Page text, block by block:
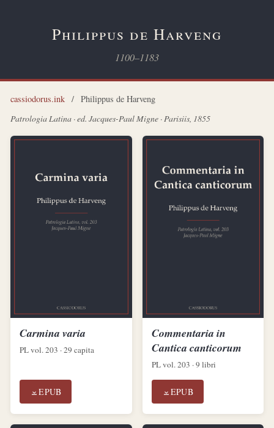
Philippus de Harveng
1100–1183
cassiodorus.ink / Philippus de Harveng
Patrologia Latina · ed. Jacques-Paul Migne · Parisiis, 1855
Carmina varia
PL vol. 203 · 29 capita
EPUB
Commentaria in
Cantica canticorum
PL vol. 203 · 9 libri
EPUB